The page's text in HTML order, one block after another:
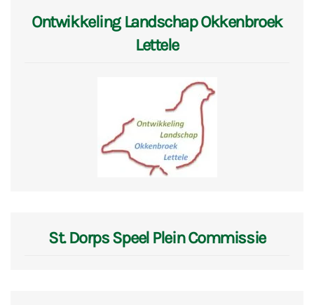
Ontwikkeling Landschap Okkenbroek
Lettele
St. Dorps Speel Plein Commissie